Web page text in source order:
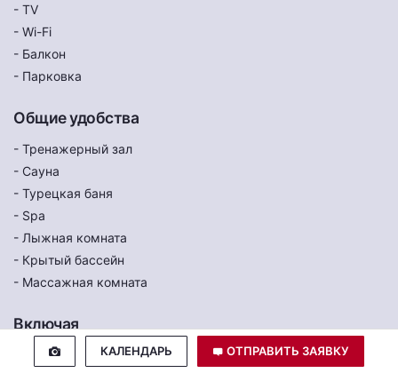
КАЛЕНДАРЬ ОТПРАВИТЬ ЗАЯВКУ
- TV
- Wi-Fi
- Балкон
- Парковка
Общие удобства
- Тренажерный зал
- Сауна
- Турецкая баня
- Spa
- Лыжная комната
- Крытый бассейн
- Массажная комната
Включая
- Трансфер по курорту с 09:00 до 23:00 c воскресенье по